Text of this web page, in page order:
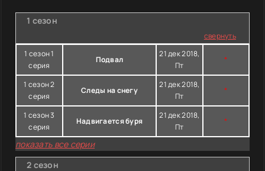
1 сезон
свернуть
1 сезон 1
серия
Подвал
21 дек 2018,
Пт
*
1 сезон 2
серия
Следы на снегу
21 дек 2018,
Пт
*
1 сезон 3
серия
Надвигается буря
21 дек 2018,
Пт
*
показать все серии
2 сезон